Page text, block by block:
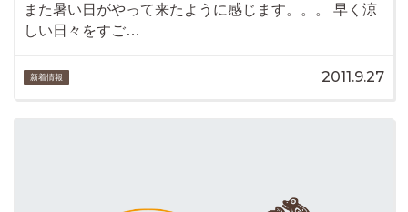
また暑い日がやって来たように感じます。。。 早く涼
しい日々をすご…
新着情報 2011.9.27